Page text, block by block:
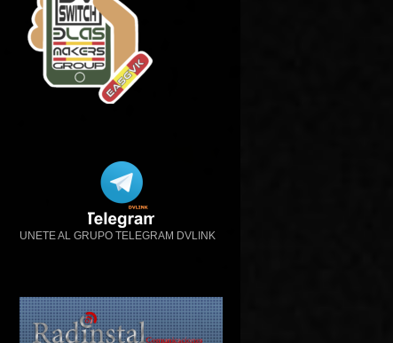
UNETE AL GRUPO TELEGRAM DVLINK